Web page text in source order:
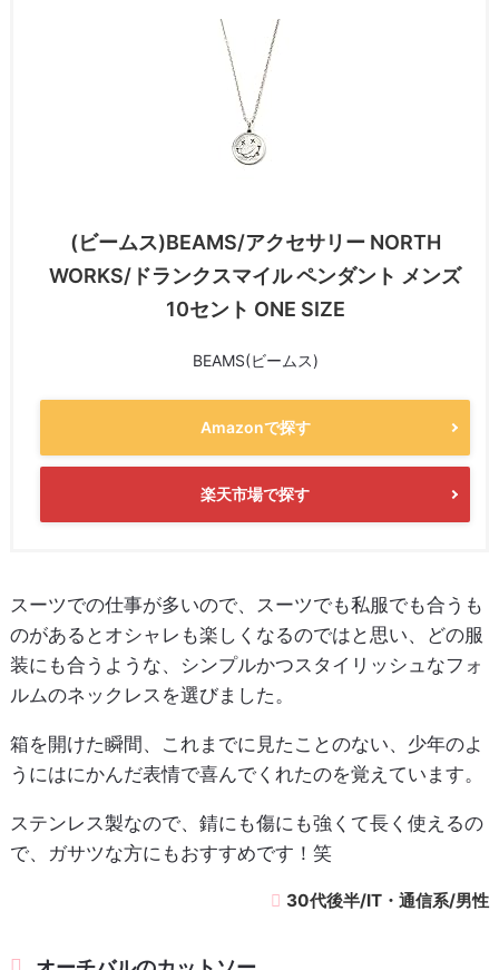
(ビームス)BEAMS/アクセサリー NORTH
WORKS/ドランクスマイル ペンダント メンズ
10セント ONE SIZE
BEAMS(ビームス)
Amazonで探す
楽天市場で探す
スーツでの仕事が多いので、スーツでも私服でも合うも
のがあるとオシャレも楽しくなるのではと思い、どの服
装にも合うような、シンプルかつスタイリッシュなフォ
ルムのネックレスを選びました。
箱を開けた瞬間、これまでに見たことのない、少年のよ
うにはにかんだ表情で喜んでくれたのを覚えています。
ステンレス製なので、錆にも傷にも強くて長く使えるの
で、ガサツな方にもおすすめです！笑
30代後半/IT・通信系/男性